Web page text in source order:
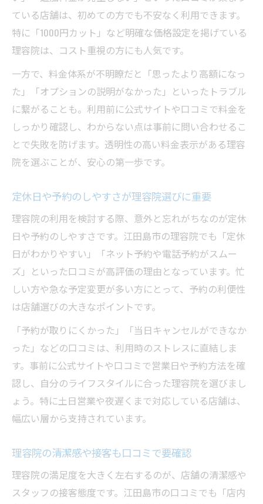
ている店舗は、初めての方でも不安なく利用できます。
特に「1000円カット」など明確な価格設定を掲げている
理容院は、コスト重視の方にも人気です。
一方で、料金体系が不明瞭だと「思ったより高額になっ
た」「オプションの説明がなかった」といったトラブル
に繋がることも。利用前に公式サイトや口コミで料金を
しっかり確認し、わからない点は事前に問い合わせるこ
とで失敗を防げます。透明性の高い料金表示がある理容
院を選ぶことが、安心の第一歩です。
定休日や予約のしやすさが理容院選びに重要
理容院の利用を検討する際、意外と忘れがちなのが定休
日や予約のしやすさです。江田島市の理容院でも「定休
日がわかりやすい」「ネット予約や電話予約がスムー
ズ」といった口コミが高評価の理由となっています。忙
しい方や急な予定変更が多い方にとって、予約の利便性
は店舗選びの大きなポイントです。
「予約が取りにくかった」「当日キャンセルができなか
った」などの口コミは、利用時のストレスに直結しま
す。事前に公式サイトや口コミで営業日や予約方法を確
認し、自分のライフスタイルに合った理容院を選びまし
ょう。特に土日営業や夜遅くまで対応している店舗は、
幅広い層から支持されています。
理容院の清潔感や接客も口コミで要確認
理容院の満足度を大きく左右するのが、店舗の清潔感や
スタッフの接客態度です。江田島市の口コミでも「店内